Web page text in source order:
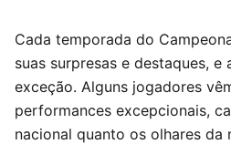
Cada temporada do
suas surpresas e destaques, e
exceção. Alguns jogadores
performances excepcionais,
nacional quanto os olhares da